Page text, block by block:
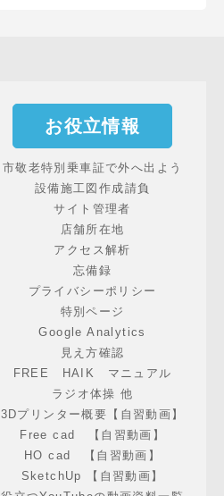
お役立情報
市敬老特別乗車証で外へ出よう
設備施工図作成請負
サイト管理者
店舗所在地
アクセス解析
忘備録
プライバシーポリシー
特別ページ
Google Analytics
見え方確認
FREE HAIK マニュアル
ラジオ体操 他
3Dプリンター概要【自習動画】
Free cad 【自習動画】
HO cad 【自習動画】
SketchUp 【自習動画】